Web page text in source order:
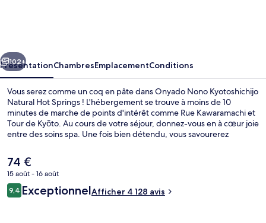
Hot
Springs
Sources chaudes
Suivant
102+
PrésentationChambresEmplacementConditions
Vous serez comme un coq en pâte dans Onyado Nono Kyotoshichijo
Natural Hot Springs ! L'hébergement se trouve à moins de 10
minutes de marche de points d'intérêt comme Rue Kawaramachi et
Tour de Kyōto. Au cours de votre séjour, donnez-vous en à cœur joie
entre des soins spa. Une fois bien détendu, vous savourerez
de 5 minutes en voiture, vous trouverez aussi des sites comme
Marché Nishiki et Rue Shijō. Les autres voyageurs aiment le fait que
les transports publics se trouvent à une courte distance de marche :
Station de métro Gojō est à 11 minutes à pied et Station de métro
Kujō, à 14 minutes.
Le
prix
actuel
est
74 €
15 août - 16 août
Avis
voyageurs
9,49,4 sur 10
ExceptionnelAfficher 4 128 avis